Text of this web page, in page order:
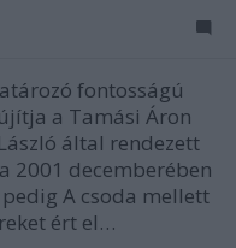
fontosságú
a Tamási Áron
által rendezett
2001 decemberében
A csoda mellett
ért el…